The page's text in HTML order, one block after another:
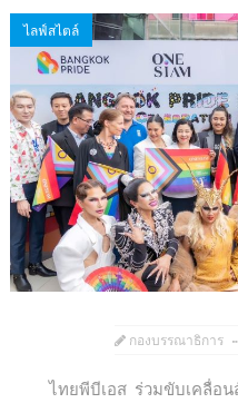
ไลฟ์สไตล์
กองบรรณาธิการ
ไทยพีบีเอส ร่วมขับเคลื่อน